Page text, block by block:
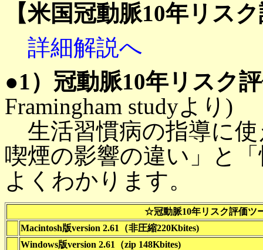
【米国冠動脈10年リス
詳細解説へ
●1）冠動脈10年リスク
Framingham studyより)
生活習慣病の指導に使
喫煙の影響の違い」と
よくわかります。
☆冠動脈10年リスク評価ツ
Macintosh版version 2.61（非圧縮220Kbites)
Windows版version 2.61（zip 148Kbites)